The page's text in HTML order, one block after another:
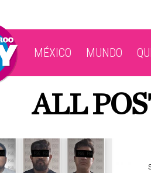
MÉXICO MUNDO
ALL